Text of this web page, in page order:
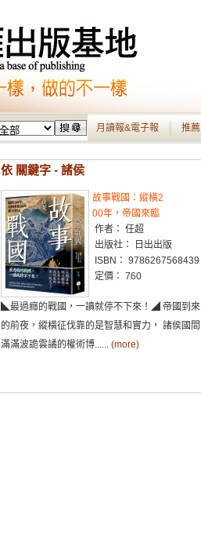
月讀報&電子報 推
依 關鍵字 - 諸侯
故事戰國：縱橫2
00年，帝國來臨
作者： 任超
出版社： 日出出版
ISBN： 9786267568439
定價： 760
◣最過癮的戰國，一讀就停不下來！◢ 帝國到來
的前夜，縱橫征伐靠的是智慧和實力， 諸侯國間
滿滿波詭雲譎的權術博...... (more)